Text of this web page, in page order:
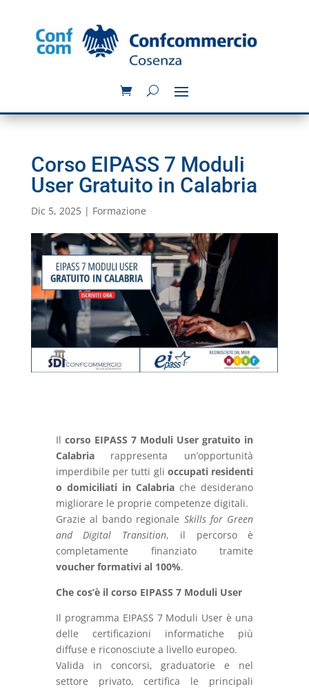
Corso EIPASS 7 Moduli
User Gratuito in Calabria
Dic 5, 2025| Formazione
Il corso EIPASS 7 Moduli User gratuito in
Calabriarappresenta un’opportunità
imperdibile per tutti glioccupati residenti
o domiciliati in Calabria che desiderano
migliorare le proprie competenze digitali.
Grazie al bando regionale Skills for Green
and Digital Transition, il percorso è
completamente finanziato tramite
voucher formativi al 100%.
Che cos’è il corso EIPASS 7 Moduli User
Il programma EIPASS 7 Moduli User è una
delle certificazioni informatiche più
diffuse e riconosciute a livello europeo.
Valida in concorsi, graduatorie e nel
settore privato, certifica le principali